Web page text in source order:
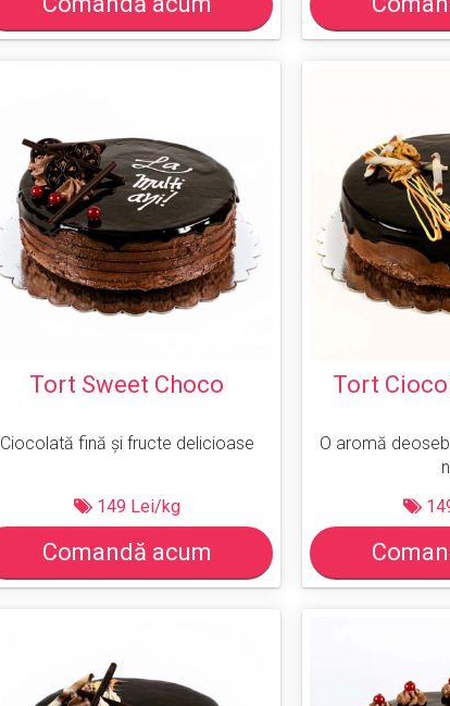
Tort Sweet Choco
Ciocolată fină și fructe delicioase
149 Lei/kg
Comandă acum
Tort
O aromă